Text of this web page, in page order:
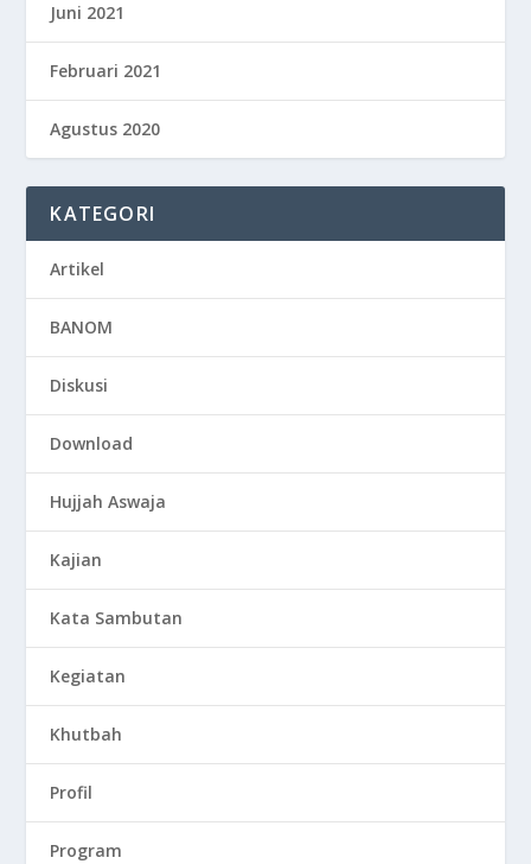
Juni 2021
Februari 2021
Agustus 2020
KATEGORI
Artikel
BANOM
Diskusi
Download
Hujjah Aswaja
Kajian
Kata Sambutan
Kegiatan
Khutbah
Profil
Program